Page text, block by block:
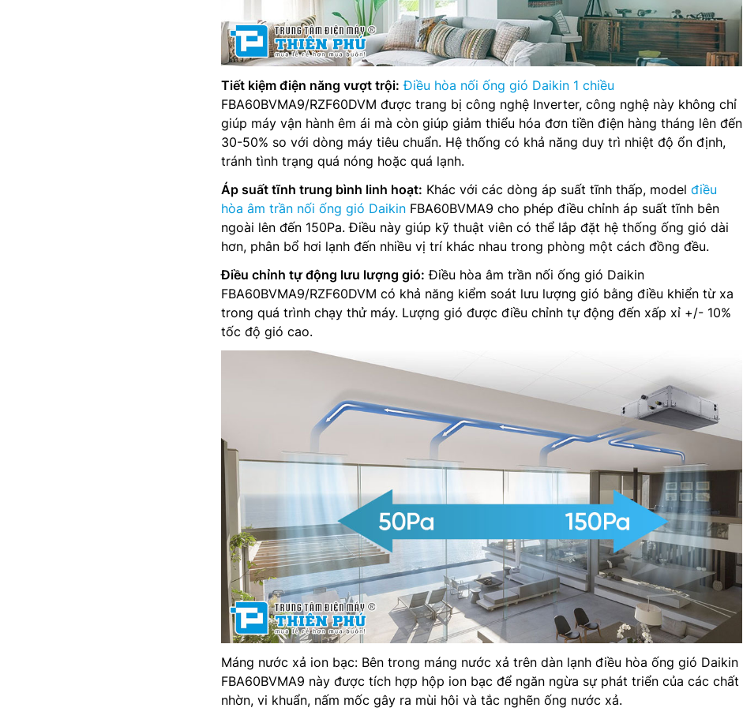
Tiết kiệm điện năng vượt trội: Điều hòa nối ống gió Daikin 1 chiều
FBA60BVMA9/RZF60DVM được trang bị công nghệ Inverter, công nghệ này không chỉ
giúp máy vận hành êm ái mà còn giúp giảm thiểu hóa đơn tiền điện hàng tháng lên đến
30-50% so với dòng máy tiêu chuẩn. Hệ thống có khả năng duy trì nhiệt độ ổn định,
tránh tình trạng quá nóng hoặc quá lạnh.
Áp suất tĩnh trung bình linh hoạt: Khác với các dòng áp suất tĩnh thấp, model điều
hòa âm trần nối ống gió Daikin FBA60BVMA9 cho phép điều chỉnh áp suất tĩnh bên
ngoài lên đến 150Pa. Điều này giúp kỹ thuật viên có thể lắp đặt hệ thống ống gió dài
hơn, phân bổ hơi lạnh đến nhiều vị trí khác nhau trong phòng một cách đồng đều.
Điều chỉnh tự động lưu lượng gió: Điều hòa âm trần nối ống gió Daikin
FBA60BVMA9/RZF60DVM có khả năng kiểm soát lưu lượng gió bằng điều khiển từ xa
trong quá trình chạy thử máy. Lượng gió được điều chỉnh tự động đến xấp xỉ +/- 10%
tốc độ gió cao.
Máng nước xả ion bạc: Bên trong máng nước xả trên dàn lạnh điều hòa ống gió Daikin
FBA60BVMA9 này được tích hợp hộp ion bạc để ngăn ngừa sự phát triển của các chất
nhờn, vi khuẩn, nấm mốc gây ra mùi hôi và tắc nghẽn ống nước xả.